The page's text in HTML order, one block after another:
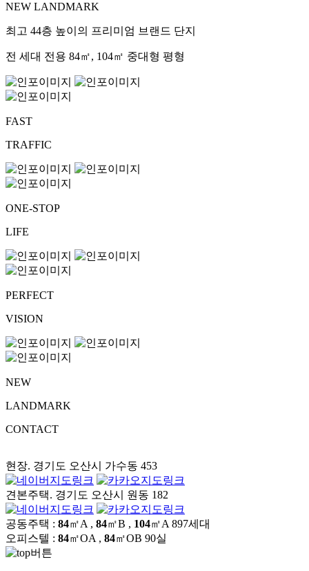
NEW LANDMARK
최고 44층 높이의 프리미엄 브랜드 단지
전 세대 전용 84㎡, 104㎡ 중대형 평형
FAST
TRAFFIC
ONE-STOP
LIFE
PERFECT
VISION
NEW
LANDMARK
CONTACT
현장. 경기도 오산시 가수동 453
견본주택. 경기도 오산시 원동 182
공동주택 : 84㎡A , 84㎡B , 104㎡A897세대
오피스텔 : 84㎡OA , 84㎡OB 90실